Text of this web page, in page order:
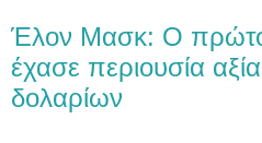
Έλον Μασκ: Ο
έχασε περιουσία
δολαρίων